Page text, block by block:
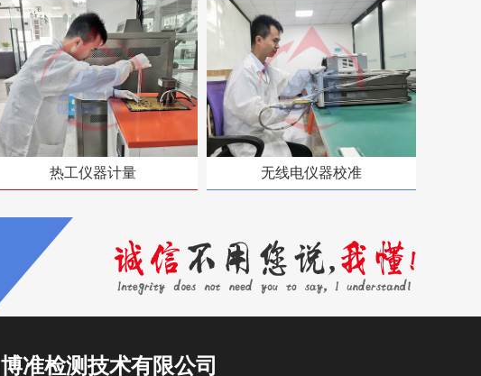
热工仪器计量 无线电仪器校准
博准检测技术有限公司